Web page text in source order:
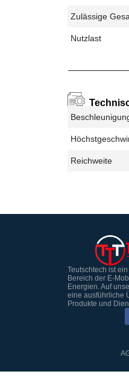
Zulässige
Nutzlast
Reichweite
Teutschtech ist
Bereich der E-
Energien. Auf
eine ausführliche
Produkte und